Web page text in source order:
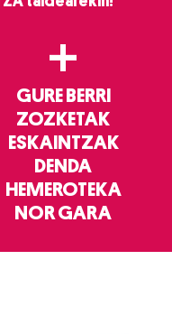
+
GURE BERRI
ZOZKETAK
ESKAINTZAK
DENDA
HEMEROTEKA
NOR GARA